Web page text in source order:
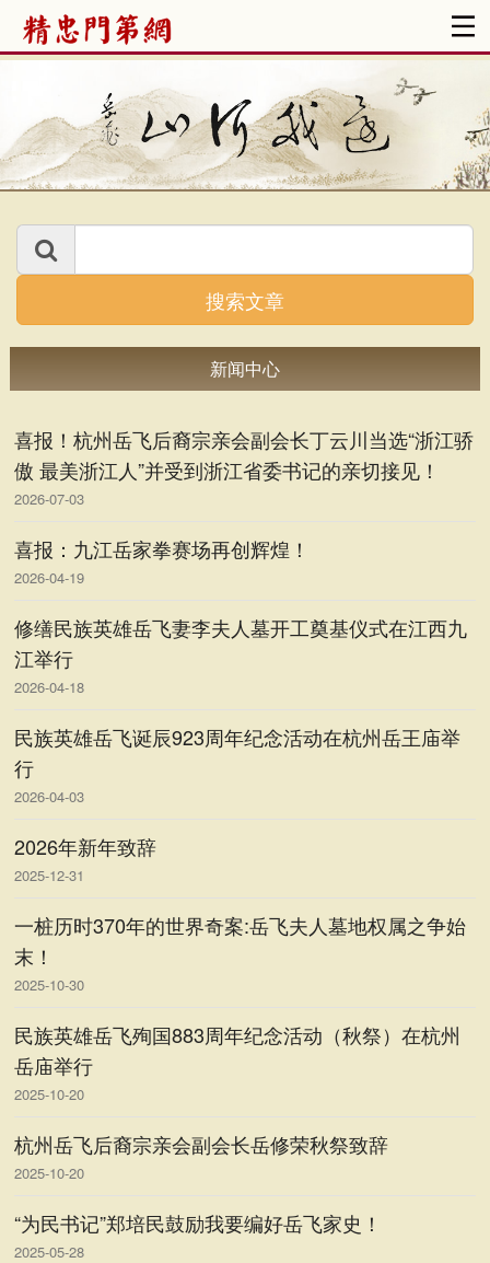
搜索文章
新闻中心
喜报！杭州岳飞后裔宗亲会副会长丁云川当选“浙江骄
傲 最美浙江人”并受到浙江省委书记的亲切接见！
2026-07-03
喜报：九江岳家拳赛场再创辉煌！
2026-04-19
修缮民族英雄岳飞妻李夫人墓开工奠基仪式在江西九
江举行
2026-04-18
民族英雄岳飞诞辰923周年纪念活动在杭州岳王庙举
行
2026-04-03
2026年新年致辞
2025-12-31
一桩历时370年的世界奇案:岳飞夫人墓地权属之争始
末！
2025-10-30
民族英雄岳飞殉国883周年纪念活动（秋祭）在杭州
岳庙举行
2025-10-20
杭州岳飞后裔宗亲会副会长岳修荣秋祭致辞
2025-10-20
“为民书记”郑培民鼓励我要编好岳飞家史！
2025-05-28